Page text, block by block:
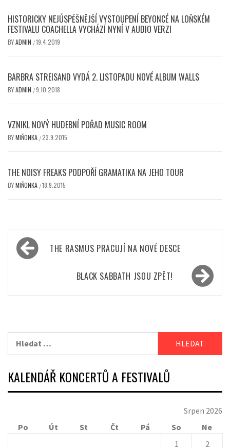
HISTORICKY NEJÚSPĚŠNĚJŠÍ VYSTOUPENÍ BEYONCÉ NA LOŇSKÉM
FESTIVALU COACHELLA VYCHÁZÍ NYNÍ V AUDIO VERZI
BYADMIN /19.4.2019
BARBRA STREISAND VYDÁ 2. LISTOPADU NOVÉ ALBUM WALLS
BYADMIN /9.10.2018
VZNIKL NOVÝ HUDEBNÍ POŘAD MUSIC ROOM
BYMIŇONKA /23.9.2015
THE NOISY FREAKS PODPOŘÍ GRAMATIKA NA JEHO TOUR
BYMIŇONKA /18.9.2015
Navigace
pro THE RASMUS PRACUJÍ NA NOVÉ DESCE
BLACK SABBATH JSOU ZPĚT!
KALENDÁŘ KONCERTŮ A FESTIVALŮ
Srpen 2026
Po
Út St Čt Pá So
Ne
1
2